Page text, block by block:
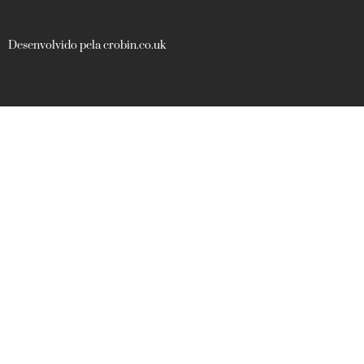
Desenvolvido pela crobin.co.uk